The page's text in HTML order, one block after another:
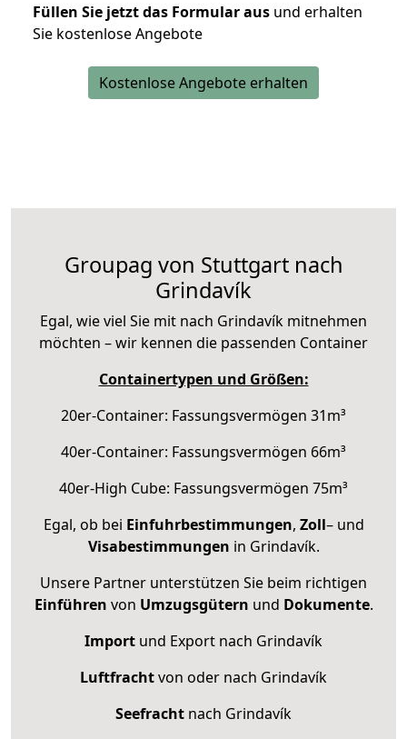
Füllen Sie jetzt das Formular aus und erhalten
Sie kostenlose Angebote
Kostenlose Angebote erhalten
Groupag von Stuttgart nach
Grindavík
Egal, wie viel Sie mit nach Grindavík mitnehmen
möchten – wir kennen die passenden Container
Containertypen und Größen:
20er-Container: Fassungsvermögen 31m³
40er-Container: Fassungsvermögen 66m³
40er-High Cube: Fassungsvermögen 75m³
Egal, ob bei Einfuhrbestimmungen, Zoll– und
Visabestimmungen in Grindavík.
Unsere Partner unterstützen Sie beim richtigen
Einführen von Umzugsgütern und Dokumente.
Import und Export nach Grindavík
Luftfrachtvon oder nach Grindavík
Seefracht nach Grindavík